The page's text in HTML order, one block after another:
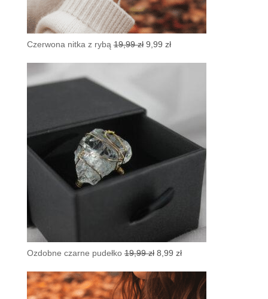
Czerwona nitka z rybą 19,99zł Pierwotna
9,99 złAktualna
Ozdobne czarne pudełko 19,99zł Pierwotna
wynosiła:
19,99 zł.
8,99 złAktualna
wynosi:
8,99 zł.